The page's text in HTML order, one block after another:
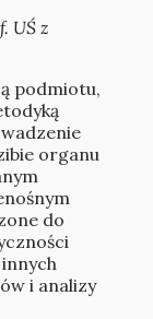
UŚ z
podmiotu,
organu
do
i analizy